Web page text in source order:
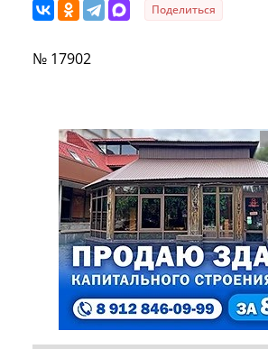
Поделиться
№ 17902